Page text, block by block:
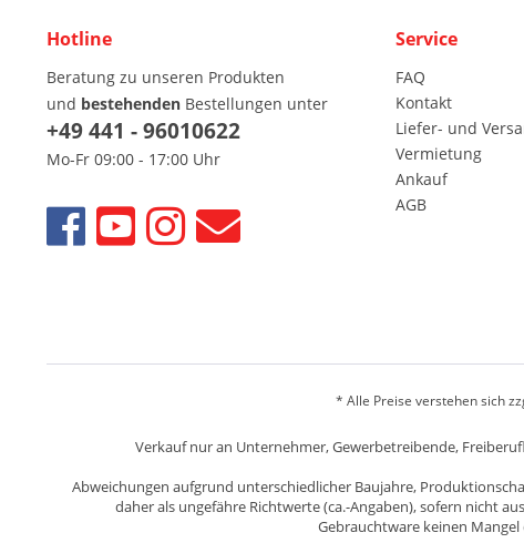
Hotline
Beratung zu unseren Produkten
und bestehenden Bestellungen unter
+49 441 - 96010622
Mo-Fr 09:00 - 17:00 Uhr
Service
FAQ
Kontakt
Liefer- und
Vermietung
Ankauf
AGB
* Alle Preise verstehen sich
Verkauf nur an Unternehmer, Gewerbetreibende,
Abweichungen aufgrund unterschiedlicher Baujahre,
daher als ungefähre Richtwerte (ca.-Angaben), sofern nicht
Gebrauchtware keinen